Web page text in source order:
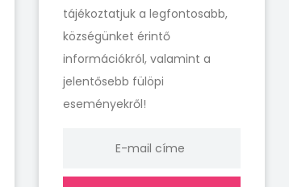
tájékoztatjuk a legfontosabb,
községünket érintő
információkról, valamint a
jelentősebb fülöpi
eseményekről!